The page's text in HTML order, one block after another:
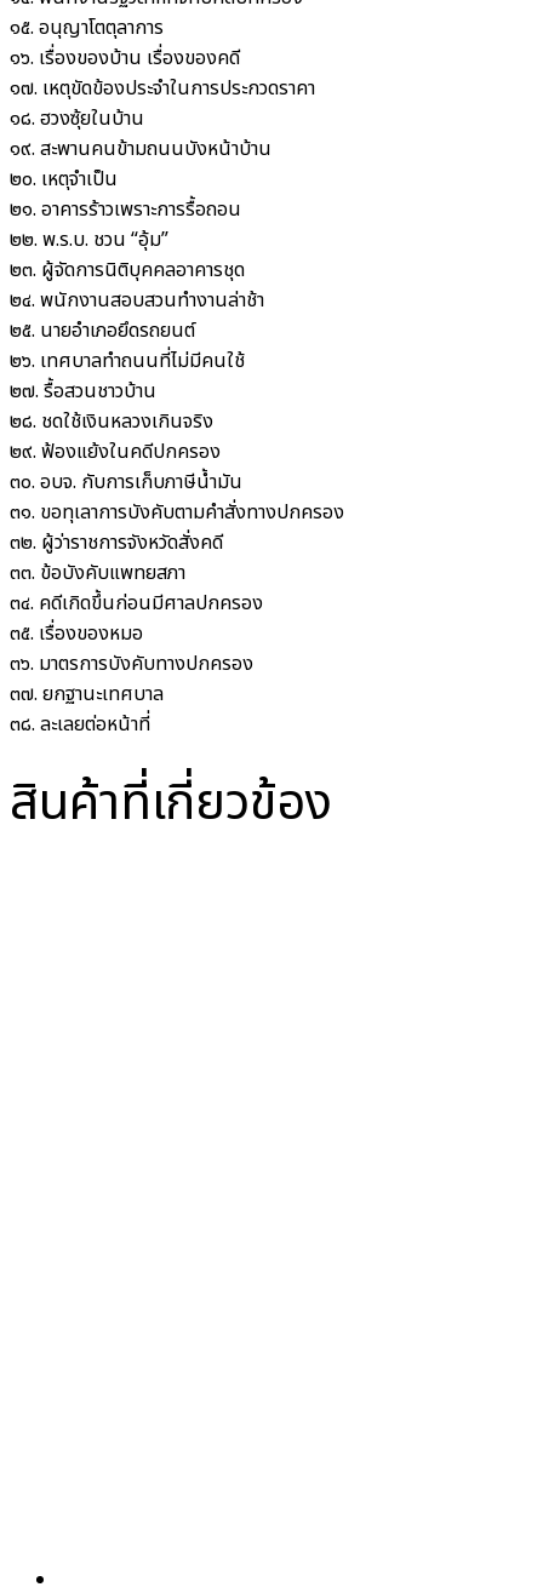
๑๕. อนุญาโตตุลาการ
๑๖. เรื่องของบ้าน เรื่องของคดี
๑๗. เหตุขัดข้องประจำในการประกวดราคา
๑๘. ฮวงซุ้ยในบ้าน
๑๙. สะพานคนข้ามถนนบังหน้าบ้าน
๒๐. เหตุจำเป็น
๒๑. อาคารร้าวเพราะการรื้อถอน
๒๒. พ.ร.บ. ชวน “อุ้ม”
๒๓. ผู้จัดการนิติบุคคลอาคารชุด
๒๔. พนักงานสอบสวนทำงานล่าช้า
๒๕. นายอำเภอยึดรถยนต์
๒๖. เทศบาลทำถนนที่ไม่มีคนใช้
๒๗. รื้อสวนชาวบ้าน
๒๘. ชดใช้เงินหลวงเกินจริง
๒๙. ฟ้องแย้งในคดีปกครอง
๓๐. อบจ. กับการเก็บภาษีน้ำมัน
๓๑. ขอทุเลาการบังคับตามคำสั่งทางปกครอง
๓๒. ผู้ว่าราชการจังหวัดสั่งคดี
๓๓. ข้อบังคับแพทยสภา
๓๔. คดีเกิดขึ้นก่อนมีศาลปกครอง
๓๕. เรื่องของหมอ
๓๖. มาตรการบังคับทางปกครอง
๓๗. ยกฐานะเทศบาล
๓๘. ละเลยต่อหน้าที่
สินค้าที่เกี่ยวข้อง